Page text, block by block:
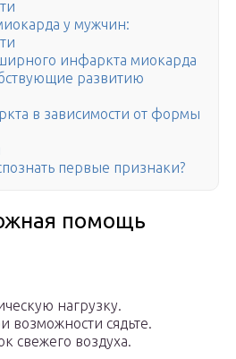
у мужчин:
инфаркта миокарда
развитию
в зависимости от формы
первые признаки?
помощь
нагрузку.
возможности сядьте.
свежего воздуха.